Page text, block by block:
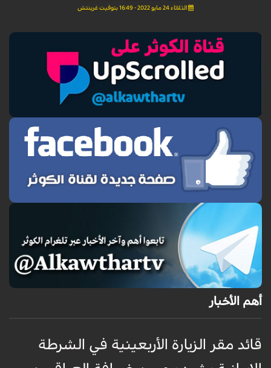
الثلاثاء 24 مايو 2022 - 16:49 بتوقيت غرينتش
أهم الأخبار
قائد مقر الزيارة الأربعينية في الشرطة